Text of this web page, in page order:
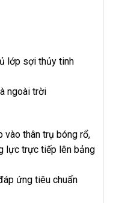
lớp sợi thủy tinh
ngoài trời
vào thân trụ bóng rổ,
lực trực tiếp lên bảng
ứng tiêu chuẩn